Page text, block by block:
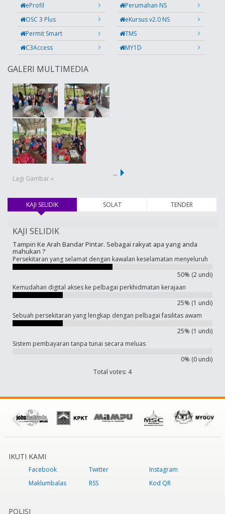
eProfil
Perumahan NS
OSC 3 Plus
eKursus v2.0 NS
Permit Smart
TMS
C3Access
MY1D
GALERI MULTIMEDIA
Lagi Gambar »
…
KAJI SELIDIK(tab aktif) SOLAT TENDER
KAJI SELIDIK
Tampin Ke Arah Bandar Pintar. Sebagai rakyat apa yang anda
mahukan ?
Persekitaran yang selamat dengan kawalan keselamatan menyeluruh
50% (2 undi)
Kemudahan digital akses ke pelbagai perkhidmatan kerajaan
25% (1 undi)
Sebuah persekitaran yang lengkap dengan pelbagai fasilitas awam
25% (1 undi)
Sistem pembayaran tanpa tunai secara meluas
0% (0 undi)
Total votes: 4
IKUTI KAMI
Facebook Twitter
Instagram
Maklumbalas
RSS Kod QR
POLISI